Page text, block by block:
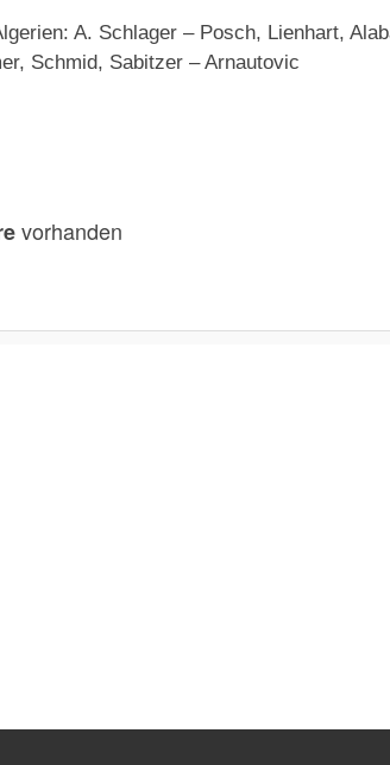
A. Schlager – Posch, Lienhart,
Schmid, Sabitzer – Arnautovic
vorhanden